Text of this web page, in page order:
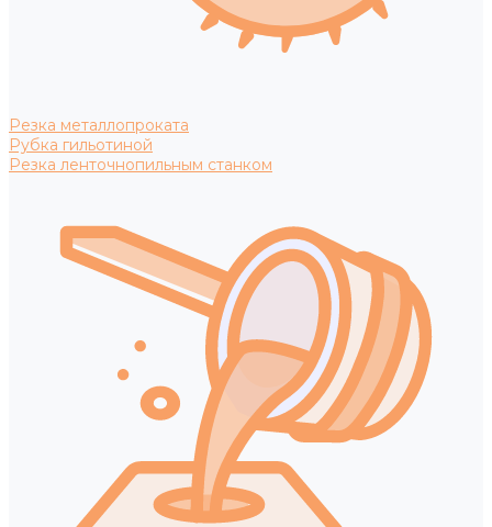
Резка металлопроката
Рубка гильотиной
Резка ленточнопильным станком